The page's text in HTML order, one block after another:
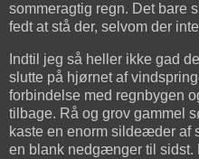
sommeragtig regn. Det bare
fedt at stå der, selvom der
Indtil jeg så heller ikke gad
slutte på hjørnet af
forbindelse med regnbygen
tilbage. Rå og grov gammel
kaste en enorm sildeæder af
en blank nedgænger til sidst.